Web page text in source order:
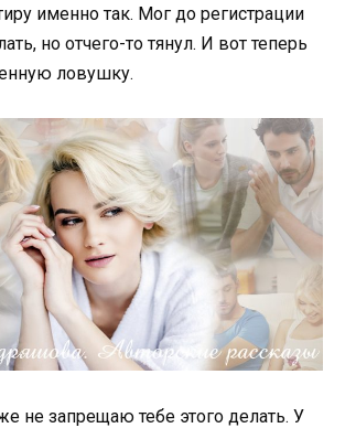
именно так. Мог до регистрации
но отчего-то тянул. И вот теперь
ловушку.
не запрещаю тебе этого делать. У